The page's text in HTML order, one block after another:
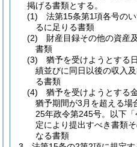
掲げる書類とする。
(1)
法第15条第1項各号の
るに足りる書類
(2)
財産目録その他の資産
書類
(3)
猶予を受けようとする
績並びに同日以後の収入
る書類
(4)
猶予を受けようとする
猶予期間が3月を超える場
25年政令第245号。以下
定により提出すべき書類
なる書類